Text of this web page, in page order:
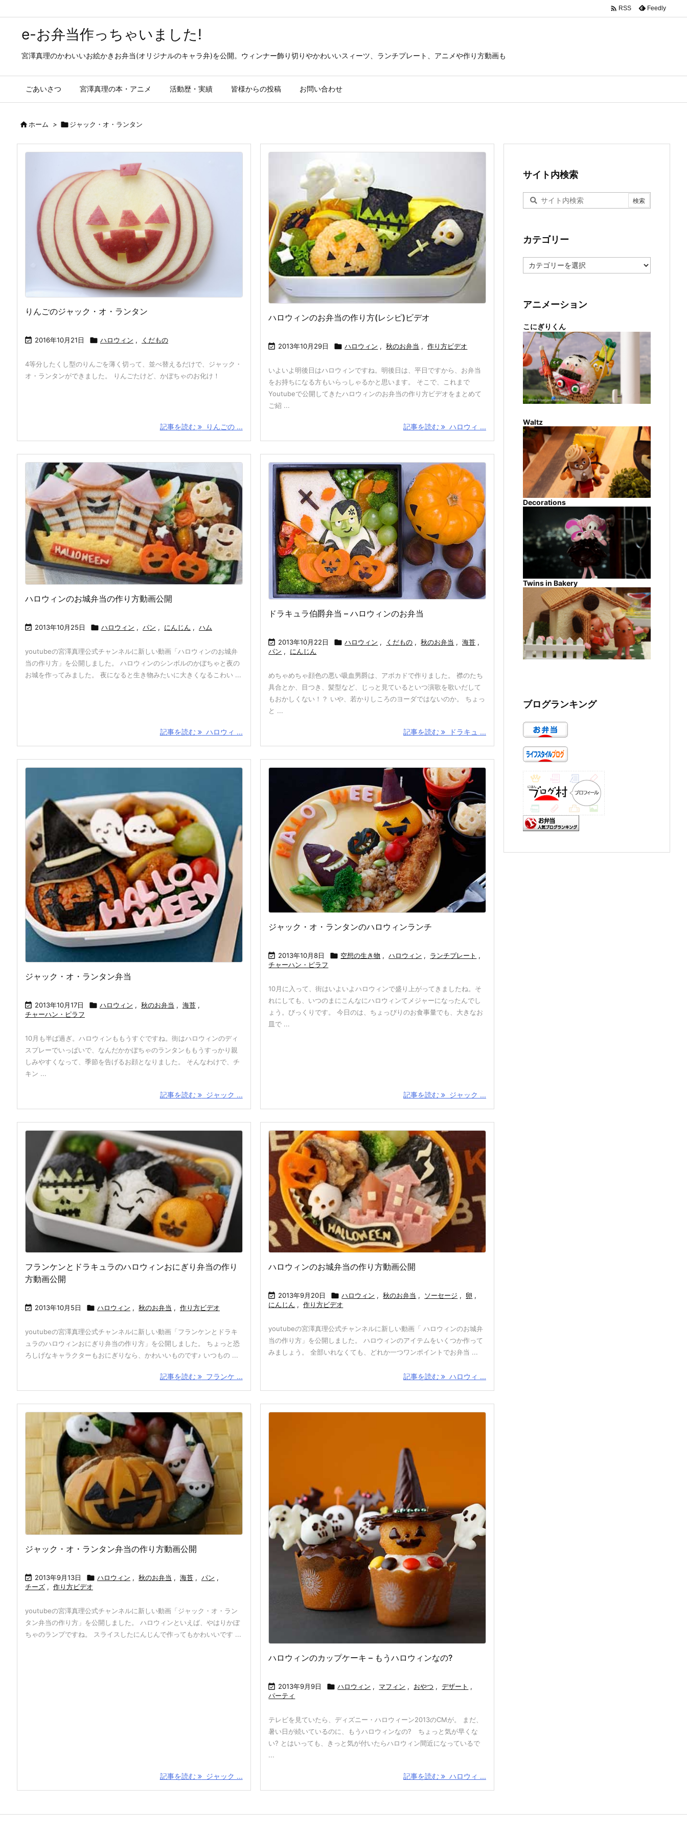
e-お弁当作っちゃいました!
宮澤真理のかわいいお絵かきお弁当(オリジナルのキャラ弁)を公開。ウィンナー飾り切りやかわいいスィーツ、ランチプレート、アニメや作り方動画も
ごあいさつ 宮澤真理の本・アニメ 活動歴・実績 皆様からの投稿 お問い合わせ
 RSS Feedly
ホーム > ジャック・オ・ランタン
りんごのジャック・オ・ランタン
 2016年10月21日  ハロウィン , くだもの
4等分したくし型のりんごを薄く切って、並べ替えるだけで、ジャック・
オ・ランタンができました。 りんごたけど、かぼちゃのお化け！
記事を読む りんごの ...
ハロウィンのお弁当の作り方(レシピ)ビデオ
 2013年10月29日  ハロウィン , 秋のお弁当 , 作り方ビデオ
いよいよ明後日はハロウィンですね。明後日は、平日ですから、お弁当
をお持ちになる方もいらっしゃるかと思います。 そこで、これまで
Youtubeで公開してきたハロウィンのお弁当の作り方ビデオをまとめて
ご紹 ...
記事を読む ハロウィ ...
ハロウィンのお城弁当の作り方動画公開
 2013年10月25日  ハロウィン , パン , にんじん , ハム
youtubeの宮澤真理公式チャンネルに新しい動画「ハロウィンのお城弁
当の作り方」を公開しました。 ハロウィンのシンボルのかぼちゃと夜の
お城を作ってみました。 夜になると生き物みたいに大きくなるこわい ...
記事を読む ハロウィ ...
ドラキュラ伯爵弁当 – ハロウィンのお弁当
 2013年10月22日  ハロウィン , くだもの , 秋のお弁当 , 海苔 ,
パン , にんじん
めちゃめちゃ顔色の悪い吸血男爵は、アボカドで作りました。 襟のたち
具合とか、目つき、髪型など、じっと見ているといつ演歌を歌いだして
もおかしくない！？ いや、若かりしころのヨーダではないのか。 ちょっ
と ...
記事を読む ドラキュ ...
ジャック・オ・ランタン弁当
 2013年10月17日  ハロウィン , 秋のお弁当 , 海苔 ,
チャーハン・ピラフ
10月も半ば過ぎ。ハロウィンももうすぐですね。街はハロウィンのディ
スプレーでいっぱいで、なんだかかぼちゃのランタンももうすっかり親
しみやすくなって、季節を告げるお顔となりました。 そんなわけで、チ
キン ...
記事を読む ジャック ...
ジャック・オ・ランタンのハロウィンランチ
 2013年10月8日  空想の生き物 , ハロウィン , ランチプレート ,
チャーハン・ピラフ
10月に入って、街はいよいよハロウィンで盛り上がってきましたね。そ
れにしても、いつのまにこんなにハロウィンてメジャーになったんでし
ょう。びっくりです。 今日のは、ちょっぴりのお食事量でも、大きなお
皿で ...
記事を読む ジャック ...
フランケンとドラキュラのハロウィンおにぎり弁当の作り
方動画公開
 2013年10月5日  ハロウィン , 秋のお弁当 , 作り方ビデオ
youtubeの宮澤真理公式チャンネルに新しい動画「フランケンとドラキ
ュラのハロウィンおにぎり弁当の作り方」を公開しました。 ちょっと恐
ろしげなキャラクターもおにぎりなら、かわいいものです♪ いつもの ...
記事を読む フランケ ...
ハロウィンのお城弁当の作り方動画公開
 2013年9月20日  ハロウィン , 秋のお弁当 , ソーセージ , 卵 ,
にんじん , 作り方ビデオ
youtubeの宮澤真理公式チャンネルに新しい動画「 ハロウィンのお城弁
当の作り方」を公開しました。 ハロウィンのアイテムをいくつか作って
みましょう。 全部いれなくても、どれか一つワンポイントでお弁当 ...
記事を読む ハロウィ ...
ジャック・オ・ランタン弁当の作り方動画公開
 2013年9月13日  ハロウィン , 秋のお弁当 , 海苔 , パン ,
チーズ , 作り方ビデオ
youtubeの宮澤真理公式チャンネルに新しい動画「ジャック・オ・ラン
タン弁当の作り方」を公開しました。 ハロウィンといえば、やはりかぼ
ちゃのランプですね。 スライスしたにんじんで作ってもかわいいです ...
記事を読む ジャック ...
ハロウィンのカップケーキ – もうハロウィンなの?
 2013年9月9日  ハロウィン , マフィン , おやつ , デザート ,
パーティ
テレビを見ていたら、ディズニー・ハロウィーン2013のCMが。 まだ、
暑い日が続いているのに、もうハロウィンなの? ちょっと気が早くな
い? とはいっても、きっと気が付いたらハロウィン間近になっているで
...
記事を読む ハロウィ ...
サイト内検索
カテゴリー
テ
ー
アニメーション
こにぎりくん
Waltz
Decorations
Twins in Bakery
ブログランキング